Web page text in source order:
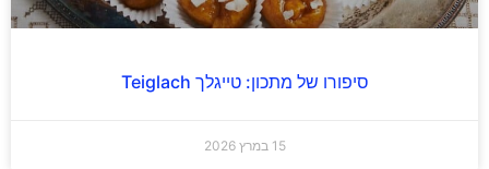
סיפורו של מתכון: טייגלך Teiglach
15 במרץ 2026